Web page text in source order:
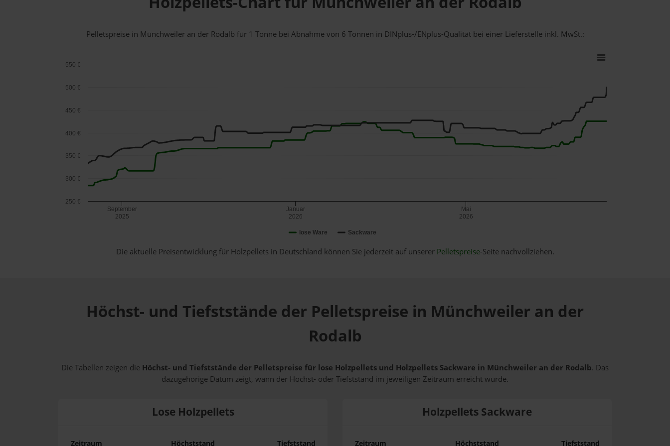
Pelletspreise in Münchweiler an der Rodalb für 1 Tonne bei Abnahmevon 6 Tonnen in DINplus-/ENplus-Qualität bei einer Lieferstelle inkl. MwSt.:
lose Ware Sackware
September
2025
Januar
2026
Mai
2026
250 €
300 €
350 €
400 €
450 €
500 €
550 €
Die aktuelle Preisentwicklung für Holzpellets in Deutschland können Sie jederzeit auf unserer Pelletspreise-Seite nachvollziehen.
Höchst- und Tiefststände der Pelletspreise in Münchweiler an der
Rodalb
Die Tabellen zeigen die Höchst- und Tiefststände der Pelletspreise für lose Holzpellets und Holzpellets Sackware in Münchweiler an der Rodalb. Das
dazugehörige Datum zeigt, wann der Höchst- oder Tiefststand im jeweiligen Zeitraum erreicht wurde.
Lose Holzpellets
Zeitraum Höchststand Tiefststand
Holzpellets Sackware
Zeitraum Höchststand Tiefststand